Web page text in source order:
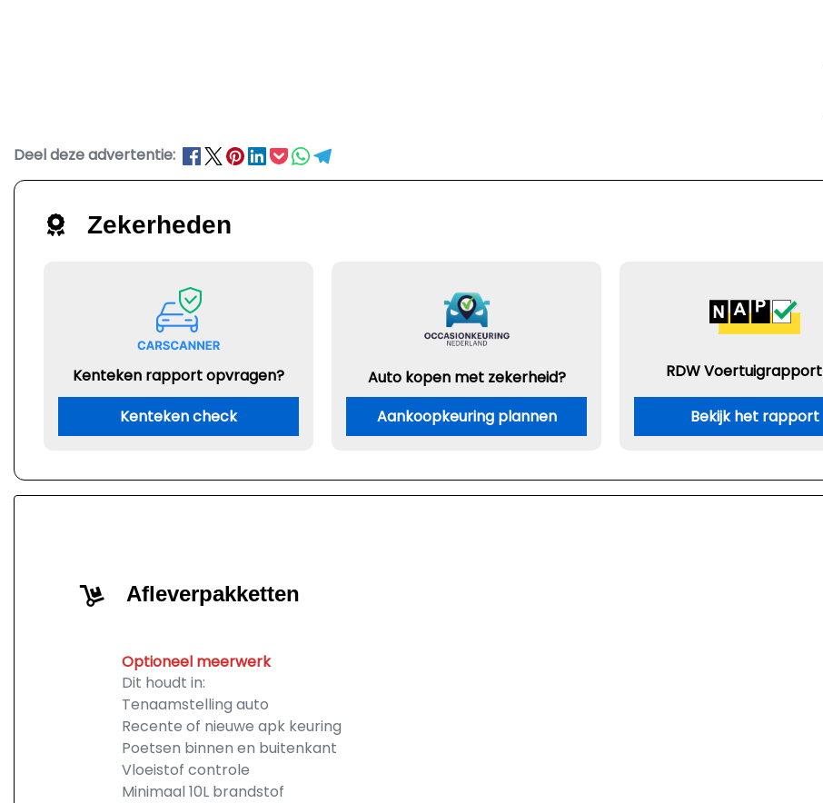
Deel deze advertentie:
Zekerheden
Kenteken rapport opvragen?
Kenteken check
Auto kopen met zekerheid?
Aankoopkeuring plannen
RDW Voertuigrapport
Bekijk het rapport
Afleverpakketten
Optioneel meerwerk
Dit houdt in:
Tenaamstelling auto
Recente of nieuwe apk keuring
Poetsen binnen en buitenkant
Vloeistof controle
Minimaal 10L brandstof